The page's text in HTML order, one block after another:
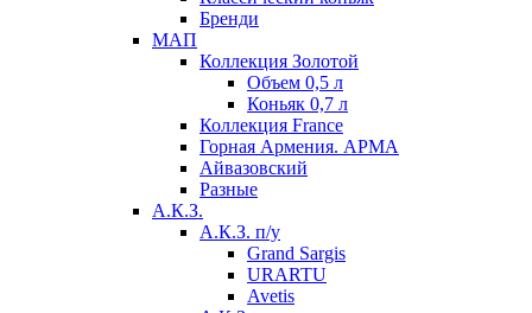
Бренди
МАП
Коллекция Золотой
Объем 0,5 л
Коньяк 0,7 л
Коллекция France
Горная Армения. АРМА
Айвазовский
Разные
А.К.З.
А.К.З. п/у
Grand Sargis
URARTU
Avetis